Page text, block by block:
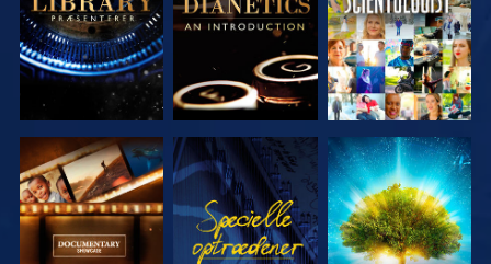
UDFORSK
SERIEN
SE
UDFORSK
SERIEN